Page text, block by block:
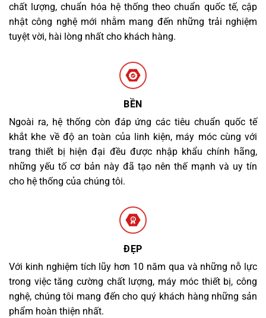
chất lượng, chuẩn hóa hệ thống theo chuẩn quốc tế, cập
nhật công nghệ mới nhằm mang đến những trải nghiệm
tuyệt vời, hài lòng nhất cho khách hàng.
BỀN
Ngoài ra, hệ thống còn đáp ứng các tiêu chuẩn quốc tế
khắt khe về độ an toàn của linh kiện, máy móc cùng với
trang thiết bị hiện đại đều được nhập khẩu chính hãng,
những yếu tố cơ bản này đã tạo nên thế mạnh và uy tín
cho hệ thống của chúng tôi.
ĐẸP
Với kinh nghiệm tích lũy hơn 10 năm qua và những nỗ lực
trong việc tăng cường chất lượng, máy móc thiết bị, công
nghệ, chúng tôi mang đến cho quý khách hàng những sản
phẩm hoàn thiện nhất.